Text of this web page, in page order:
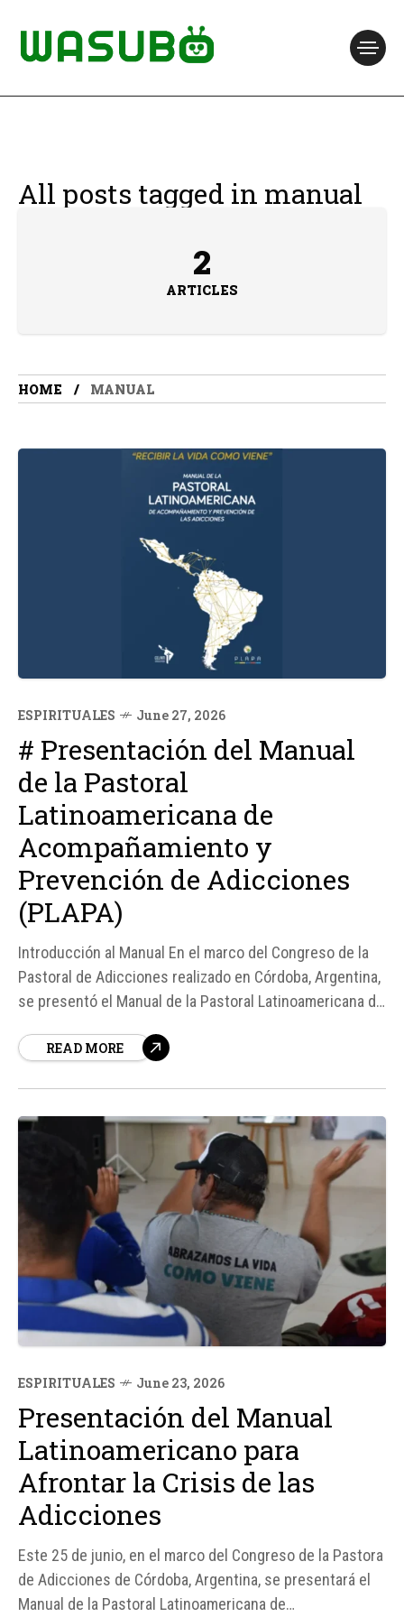
All posts tagged in manual
2
ARTICLES
HOME MANUAL
ESPIRITUALES June 27, 2026
# Presentación del Manual
de la Pastoral
Latinoamericana de
Acompañamiento y
Prevención de Adicciones
(PLAPA)
Introducción al Manual En el marco del Congreso de la
Pastoral de Adicciones realizado en Córdoba, Argentina,
se presentó el Manual de la Pastoral Latinoamericana de
un documento que busca poner a la persona en el
READ MORE
ESPIRITUALES June 23, 2026
Presentación del Manual
Latinoamericano para
Afrontar la Crisis de las
Adicciones
Este 25 de junio, en el marco del Congreso de la Pastora
de Adicciones de Córdoba, Argentina, se presentará el
Manual de la Pastoral Latinoamericana de